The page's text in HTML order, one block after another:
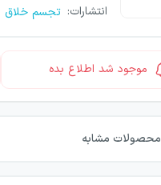
انتشارات: تجسم خلاق
موجود شد اطلاع بده
محصولات مشابه